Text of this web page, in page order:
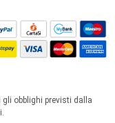
obblighi previsti dalla